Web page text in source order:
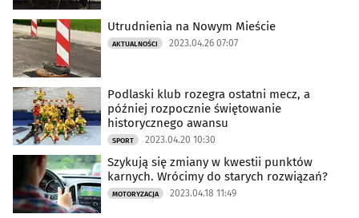
Utrudnienia na Nowym Mieście
AKTUALNOŚCI 2023.04.26 07:07
Podlaski klub rozegra ostatni mecz, a
później rozpocznie świętowanie
historycznego awansu
SPORT 2023.04.20 10:30
Szykują się zmiany w kwestii punktów
karnych. Wrócimy do starych rozwiązań?
MOTORYZACJA 2023.04.18 11:49